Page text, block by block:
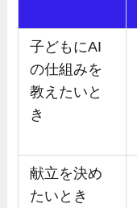
子どもにAI
の仕組みを
教えたいと
き
献立を決め
たいとき